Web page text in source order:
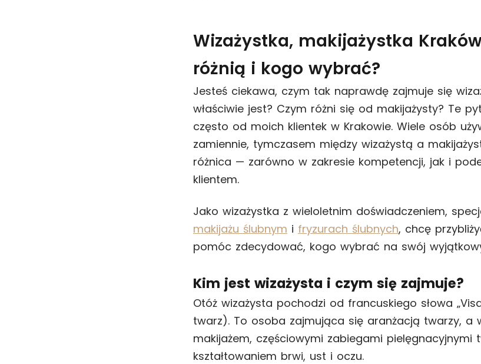
Wizażystka, makijażystka
różnią i kogo wybrać?
Jesteś ciekawa, czym tak naprawdę zajmuje się
właściwie jest? Czym różni się od makijażysty? Te
często od moich klientek w Krakowie. Wiele osób
zamiennie, tymczasem między wizażystą a
różnica — zarówno w zakresie kompetencji, jak i
klientem.
Jako wizażystka z wieloletnim doświadczeniem,
makijażu ślubnym i fryzurach ślubnych, chcę
pomóc zdecydować, kogo wybrać na swój
Kim jest wizażysta i czym się zajmuje?
Otóż wizażysta pochodzi od francuskiego słowa
twarz). To osoba zajmująca się aranżacją twarzy, a
makijażem, częściowymi zabiegami pielęgnacyjnymi
kształtowaniem brwi, ust i oczu.